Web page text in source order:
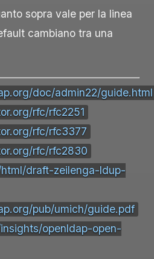
sopra vale per la linea
cambiano tra una
doc/admin22/guide.html
rfc/rfc2251
rfc/rfc3377
rfc/rfc2830
draft-zeilenga-ldup-
pub/umich/guide.pdf
openldap-open-